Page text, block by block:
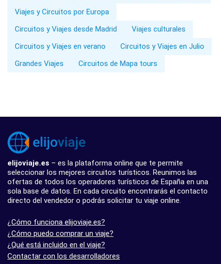
Viajes y Circuitos por Europa
Circuitos y Viajes desde Madrid
Viajes culturales
Circuitos y Viajes en verano
Circuitos y Viajes en Julio
Grandes Viajes
Circuitos de Mapa tours
elijoviaje.es – es la plataforma online que te permite
seleccionar los mejores circuitos turísticos. Reunimos las
ofertas de todos los operadores turísticos de España en una
sola base de datos. En cada circuito encontrarás el contacto
directo del vendedor o podrás solicitar tu viaje online.
¿Cómo funciona elijoviaje.es?
¿Cómo puedo comprar un viaje?
¿Qué está incluido en el viaje?
Contactar con los desarrolladores